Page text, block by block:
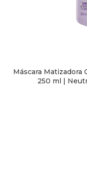
AÑADIR AL CARRITO
Máscara
250 ml |